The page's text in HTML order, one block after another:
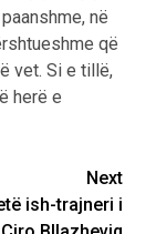
në
që
vet. Si e tillë,
herë e
Next
ish-trajneri i